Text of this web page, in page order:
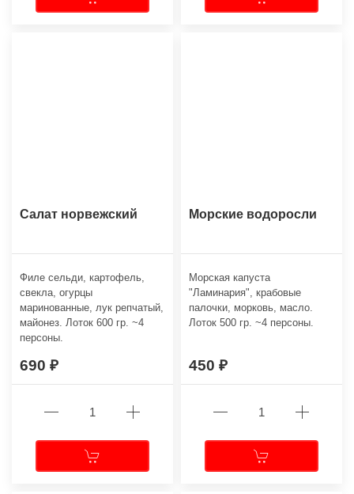
Салат норвежский
Филе сельди, картофель,
свекла, огурцы
маринованные, лук репчатый,
майонез. Лоток 600 гр. ~4
персоны.
690
Морские водоросли
Морская капуста
"Ламинария", крабовые
палочки, морковь, масло.
Лоток 500 гр. ~4 персоны.
450